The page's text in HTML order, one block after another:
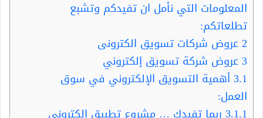
المعلومات التي نأمل ان تفيدكم وتشبع
تطلعاتكم:
2عروض شركات تسويق الكترونى
3عروض شركة تسويق إلكتروني
3.1أهمية التسويق الإلكتروني في سوق
العمل: